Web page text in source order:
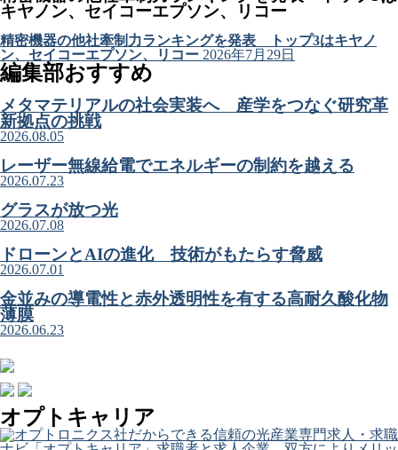
キヤノン、セイコーエプソン、リコー
精密機器の他社牽制力ランキングを発表 トップ3はキヤノ
ン、セイコーエプソン、リコー 2026年7月29日
編集部おすすめ
メタマテリアルの社会実装へ 産学をつなぐ研究革
新拠点の挑戦
2026.08.05
レーザー無線給電でエネルギーの制約を越える
2026.07.23
グラスが放つ光
2026.07.08
ドローンとAIの進化 技術がもたらす脅威
2026.07.01
金並みの導電性と赤外透明性を有する高耐久酸化物
薄膜
2026.06.23
オプトキャリア